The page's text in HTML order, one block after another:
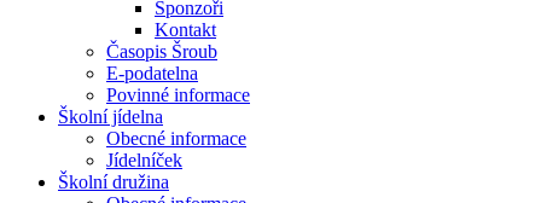
Sponzoři
Kontakt
Časopis Šroub
E-podatelna
Povinné informace
Školní jídelna
Obecné informace
Jídelníček
Školní družina